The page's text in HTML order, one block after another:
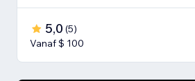
5,0 (5)
Vanaf $ 100